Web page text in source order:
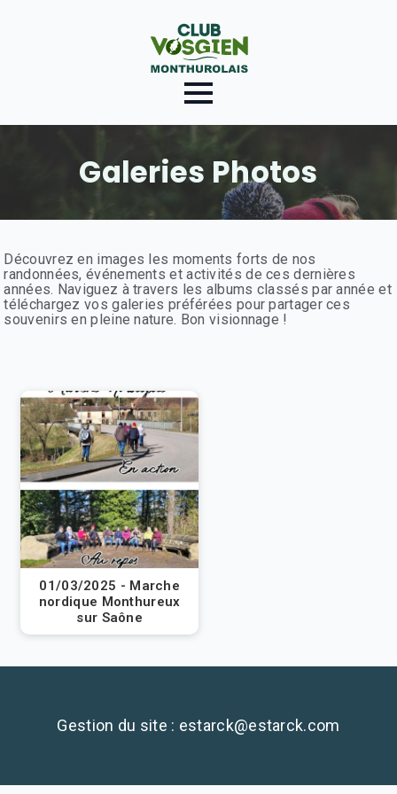
Galeries Photos
Découvrez en images les moments forts de nos
randonnées, événements et activités de ces dernières
années. Naviguez à travers les albums classés par année et
téléchargez vos galeries préférées pour partager ces
souvenirs en pleine nature. Bon visionnage !
01/03/2025 - Marche
nordique Monthureux
sur Saône
Gestion du site : estarck@estarck.com